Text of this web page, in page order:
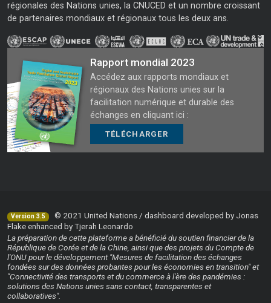
régionales des Nations unies, la CNUCED et un nombre croissant
de partenaires mondiaux et régionaux tous les deux ans.
Rapport mondial 2023
Accédez aux rapports mondiaux et
régionaux des Nations unies sur la
facilitation numérique et durable des
échanges en cliquant ici :
TÉLÉCHARGER
Version 3.5
© 2021 United Nations / dashboard developed by Jonas
Flake enhanced by Tjerah Leonardo
La préparation de cette plateforme a bénéficié du soutien financier de la
République de Corée et de la Chine, ainsi que des projets du Compte de
l'ONU pour le développement "Mesures de facilitation des échanges
fondées sur des données probantes pour les économies en transition" et
"Connectivité des transports et du commerce à l'ère des pandémies :
solutions des Nations unies sans contact, transparentes et
collaboratives".